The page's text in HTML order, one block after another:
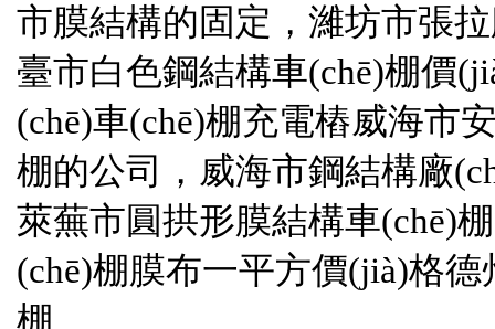
市膜結構的固定，濰坊市張
臺市白色鋼結構車(chē)棚價(jià)
(chē)車(chē)棚充電樁威海市
棚的公司，威海市鋼結構廠
萊蕪市圓拱形膜結構車(chē)棚
(chē)棚膜布一平方價(jià)格
棚